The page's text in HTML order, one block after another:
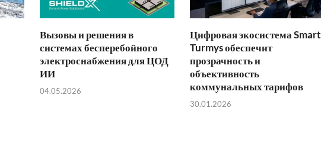
Вызовы и решения в
системах бесперебойного
электроснабжения для ЦОД
ИИ
04.05.2026
Цифровая экосистема Smart
Turmys обеспечит
прозрачность и
объективность
коммунальных тарифов
30.01.2026